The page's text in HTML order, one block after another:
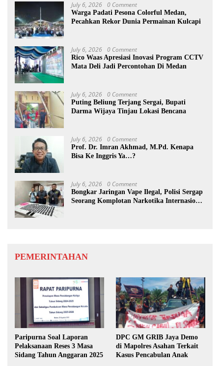
July 6, 2026 0 Comment
Warga Padati Pesona Colorful Medan,
Pecahkan Rekor Dunia Permainan Kulcapi
July 6, 2026 0 Comment
Rico Waas Apresiasi Inovasi Program CCTV
Mata Deli Jadi Percontohan Di Medan
July 6, 2026 0 Comment
Puting Beliung Terjang Sergai, Bupati
Darma Wijaya Tinjau Lokasi Bencana
July 6, 2026 0 Comment
Prof. Dr. Imran Akhmad, M.Pd. Kenapa
Bisa Ke Inggris Ya…?
July 6, 2026 0 Comment
Bongkar Jaringan Vape Ilegal, Polisi Sergap
Seorang Komplotan Narkotika Internasional
PEMERINTAHAN
Paripurna Soal Laporan
Pelaksanaan Reses 3 Masa
Sidang Tahun Anggaran 2025
DPC GM GRIB Jaya Demo
di Mapolres Asahan Terkait
Kasus Pencabulan Anak